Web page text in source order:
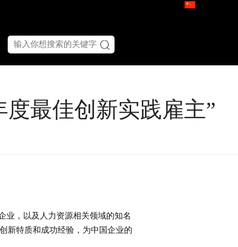
最佳创新实践雇主”
业，以及人力资源相关领域的知名
新特质和成功经验，为中国企业的